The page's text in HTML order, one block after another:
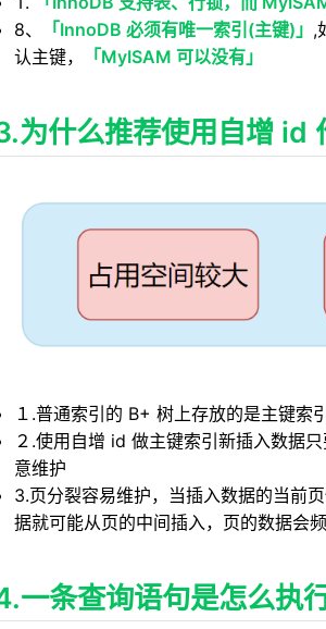
8、
「InnoDB 必须有唯一索引(主键)」 ,
认主键，
「MyISAM 可以没有」
为什么推荐使用自增 id
１.普通索引的 B+ 树上存放的是主键
２.使用自增 id 做主键索引新插入数据
意维护
3.页分裂容易维护，当插入数据的当前
据就可能从页的中间插入，页的数据会频
一条查询语句是怎么执